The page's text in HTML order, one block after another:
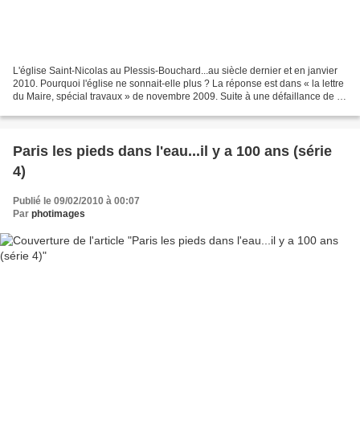
L'église Saint-Nicolas au Plessis-Bouchard...au siècle dernier et en janvier
2010. Pourquoi l'église ne sonnait-elle plus ? La réponse est dans « la lettre
du Maire, spécial travaux » de novembre 2009. Suite à une défaillance de la
Paris les pieds dans l'eau...il y a 100 ans (série
4)
Publié le 09/02/2010 à 00:07
Par photimages